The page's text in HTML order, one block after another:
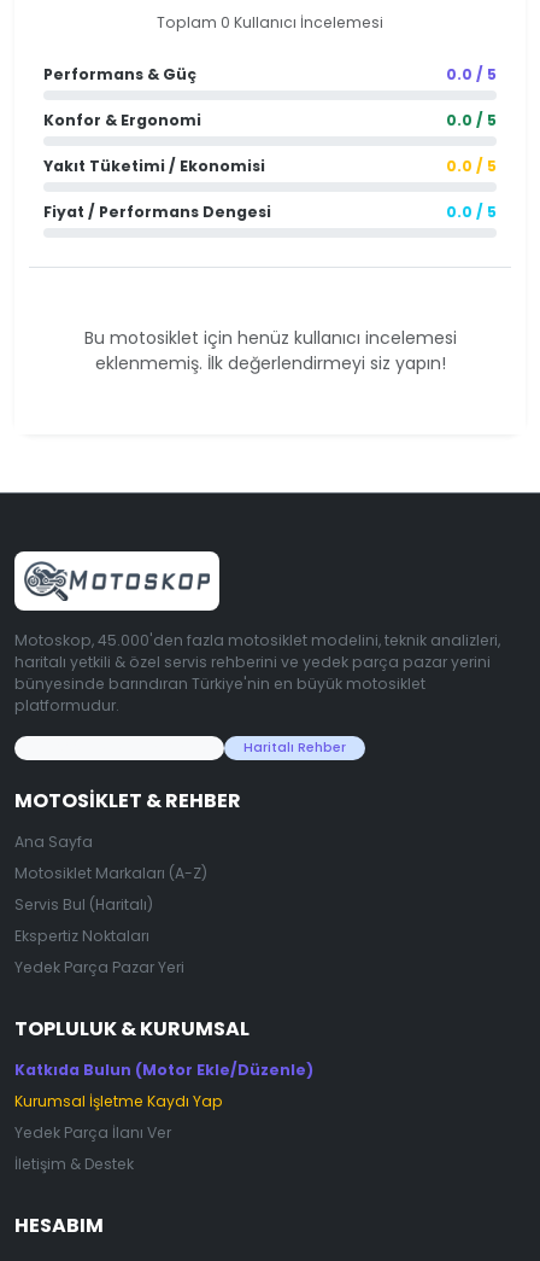
Toplam 0 Kullanıcı İncelemesi
Performans & Güç 0.0 / 5
Konfor & Ergonomi 0.0 / 5
Yakıt Tüketimi / Ekonomisi 0.0 / 5
Fiyat / Performans Dengesi 0.0 / 5
Bu motosiklet için henüz kullanıcı incelemesi
eklenmemiş. İlk değerlendirmeyi siz yapın!
Motoskop, 45.000'den fazla motosiklet modelini, teknik analizleri,
haritalı yetkili & özel servis rehberini ve yedek parça pazar yerini
bünyesinde barındıran Türkiye'nin en büyük motosiklet
platformudur.
Haritalı Rehber
MOTOSIKLET & REHBER
Ana Sayfa
Motosiklet Markaları (A-Z)
Servis Bul (Haritalı)
Ekspertiz Noktaları
Yedek Parça Pazar Yeri
TOPLULUK & KURUMSAL
Katkıda Bulun (Motor Ekle/Düzenle)
Kurumsal İşletme Kaydı Yap
Yedek Parça İlanı Ver
İletişim & Destek
HESABIM